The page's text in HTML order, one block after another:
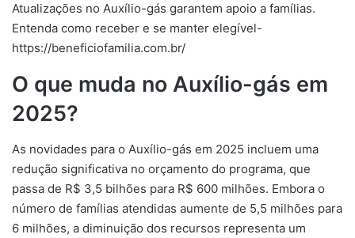
Atualizações no Auxílio-gás garantem apoio a famílias.
Entenda como receber e se manter elegível-
https://beneficiofamilia.com.br/
O que muda no Auxílio-gás em
2025?
As novidades para o Auxílio-gás em 2025 incluem uma
redução significativa no orçamento do programa, que
passa de R$ 3,5 bilhões para R$ 600 milhões. Embora o
número de famílias atendidas aumente de 5,5 milhões para
6 milhões, a diminuição dos recursos representa um